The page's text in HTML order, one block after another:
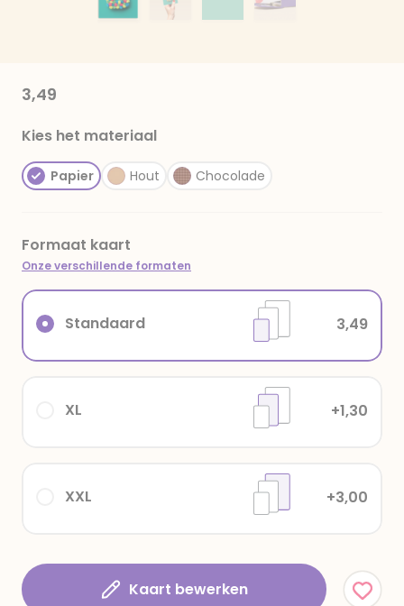
3,49
Kies het materiaal
Papier Hout Chocolade
Formaat kaart
Onze verschillende formaten
XXL +3,00
XL +1,30
Standaard 3,49
Kaart bewerken